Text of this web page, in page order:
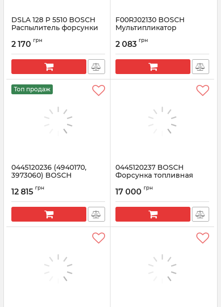
DSLA 128 P 5510 BOSCH
Распылитель форсунки
Артикул:
2 170 грн
F00RJ02130 BOSCH
Мультипликатор
Артикул:
2 083 грн
Топ продаж
0445120236 (4940170,
3973060) BOSCH
Комацу, Камминз QSB6.7
Артикул: 0445120236
12 815 грн
0445120237 BOSCH
Форсунка топливная
4934411, 5263310, 84347519,
Артикул: 0445120237
17 000 грн